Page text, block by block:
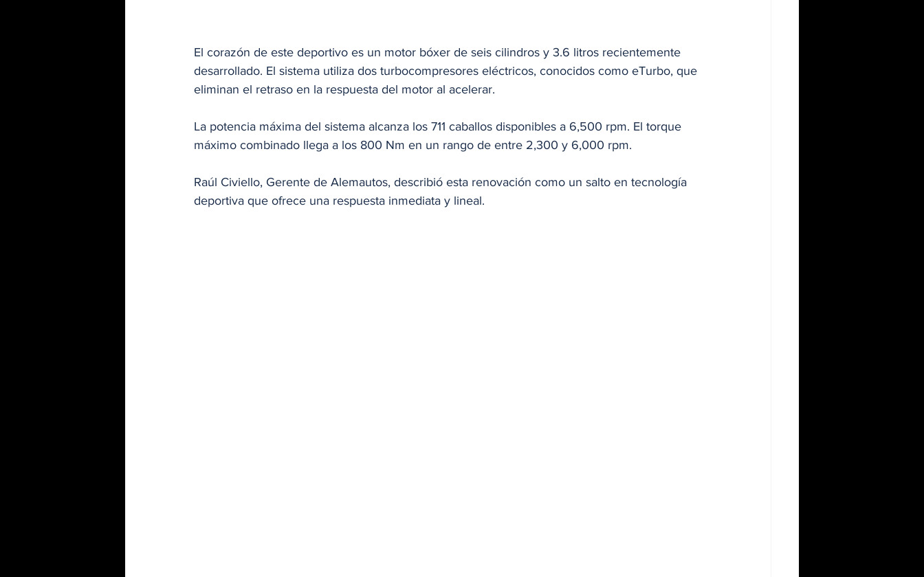
El corazón de este deportivo es un motor bóxer de seis cilindros y 3.6 litros recientemente
desarrollado. El sistema utiliza dos turbocompresores eléctricos, conocidos como eTurbo, que
eliminan el retraso en la respuesta del motor al acelerar.
La potencia máxima del sistema alcanza los 711 caballos disponibles a 6,500 rpm. El torque
máximo combinado llega a los 800 Nm en un rango de entre 2,300 y 6,000 rpm.
Raúl Civiello, Gerente de Alemautos, describió esta renovación como un salto en tecnología
deportiva que ofrece una respuesta inmediata y lineal.